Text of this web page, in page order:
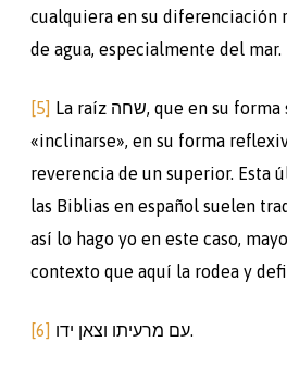
cualquiera en su diferenciación
de agua, especialmente del mar.
[5] La raíz שחה, que en su forma simple significa
«inclinarse», en su forma
reverencia de un superior. Esta
las Biblias en español suelen
así lo hago yo en este caso,
contexto que aquí la rodea y
[6] עם מרעיתו וצאן ידו .